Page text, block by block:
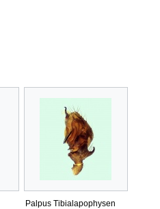
Palpus Tibialapophysen